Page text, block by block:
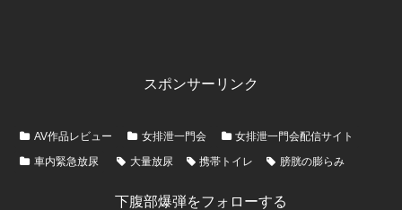
スポンサーリンク
AV作品レビュー 女排泄一門会
女排泄一門会配信サイト
車内緊急放尿
大量放尿 携帯トイレ 膀胱の膨らみ
下腹部爆弾をフォローする